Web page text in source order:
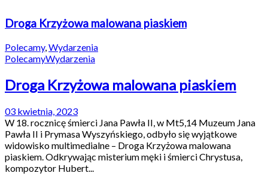
Droga Krzyżowa malowana piaskiem
Polecamy, Wydarzenia
PolecamyWydarzenia
Droga Krzyżowa malowana piaskiem
03 kwietnia, 2023
W 18. rocznicę śmierci Jana Pawła II, w Mt5,14 Muzeum Jana
Pawła II i Prymasa Wyszyńskiego, odbyło się wyjątkowe
widowisko multimedialne – Droga Krzyżowa malowana
piaskiem. Odkrywając misterium męki i śmierci Chrystusa,
kompozytor Hubert...